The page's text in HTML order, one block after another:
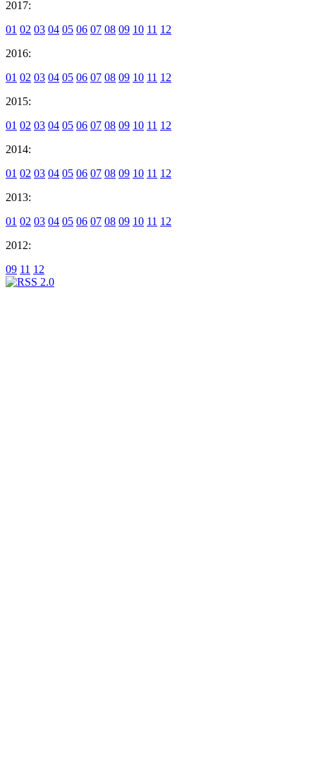
2017:
01 02 03 04 05 06 07 08 09 10 11 12
2016:
01 02 03 04 05 06 07 08 09 10 11 12
2015:
01 02 03 04 05 06 07 08 09 10 11 12
2014:
01 02 03 04 05 06 07 08 09 10 11 12
2013:
01 02 03 04 05 06 07 08 09 10 11 12
2012:
09 11 12